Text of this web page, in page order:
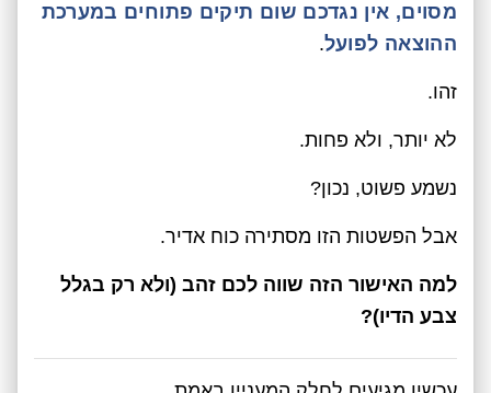
מסוים, אין נגדכם שום תיקים פתוחים במערכת
ההוצאה לפועל.
זהו.
לא יותר, ולא פחות.
נשמע פשוט, נכון?
אבל הפשטות הזו מסתירה כוח אדיר.
למה האישור הזה שווה לכם זהב (ולא רק בגלל
צבע הדיו)?